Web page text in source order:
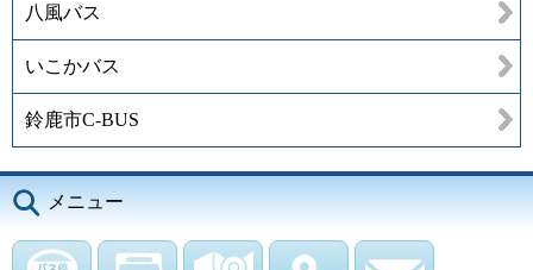
八風バス
いこかバス
鈴鹿市C-BUS
メニュー